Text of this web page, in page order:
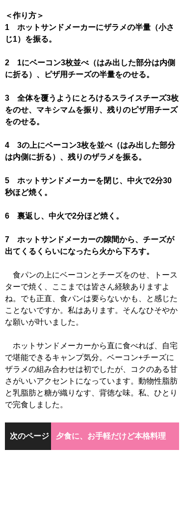
＜作り方＞
1 ホットサンドメーカーにザラメの半量（小さ
じ1）を振る。
2 1にベーコン3枚並べ（はみ出した部分は内側
に折る）、ピザ用チーズの半量をのせる。
3 全体を覆うようにとろけるスライスチーズ3枚
をのせ、マキシマムを振り、残りのピザ用チーズ
をのせる。
4 3の上にベーコン3枚を並べ（はみ出した部分
は内側に折る）、残りのザラメを振る。
5 ホットサンドメーカーを閉じ、中火で2分30
秒ほど焼く。
6 裏返し、中火で2分ほど焼く。
7 ホットサンドメーカーの隙間から、チーズが
出てくるくらいになったら火から下ろす。
食パンの上にベーコンとチーズをのせ、トース
ターで焼く、ここまでは皆さん経験ありますよ
ね。でも正直、食パンは要らないかも、と感じた
ことないですか。私はあります。そんなひそやか
な願いが叶いました。
ホットサンドメーカーから直に食べれば、自宅
で堪能できるキャンプ気分。ベーコン+チーズに
ザラメの組み合わせは初でしたが、コクのある甘
さがいいアクセントになっています。動物性脂肪
と乳脂肪と糖が織りなす、背徳な味。私、ひとり
で完食しました。
次のページ 夕食に、お手軽だけど本格料理